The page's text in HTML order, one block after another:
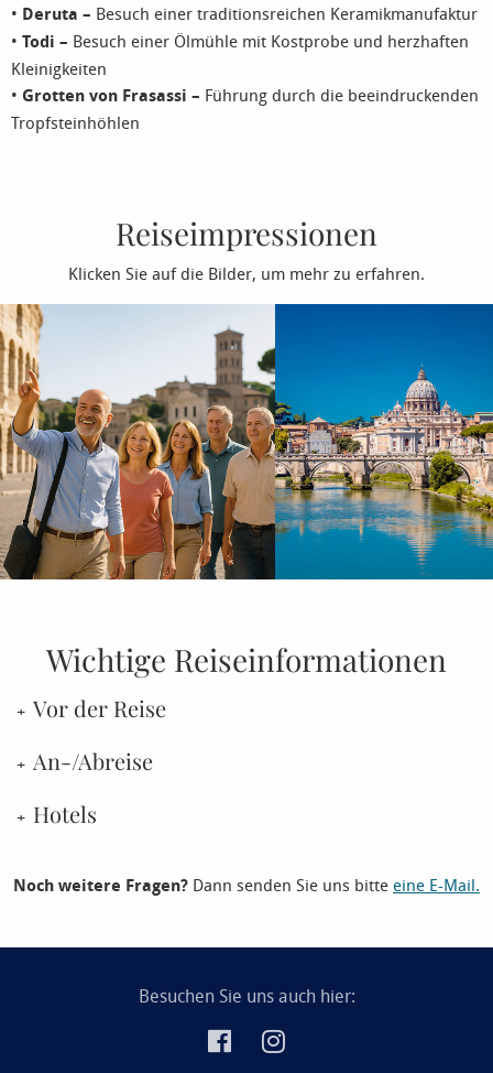
• Deruta – Besuch einer traditionsreichen Keramikmanufaktur
• Todi – Besuch einer Ölmühle mit Kostprobe und herzhaften
Kleinigkeiten
• Grotten von Frasassi – Führung durch die beeindruckenden
Tropfsteinhöhlen
Reiseimpressionen
Klicken Sie auf die Bilder, um mehr zu erfahren.
Wichtige Reiseinformationen
Vor der Reise
An-/Abreise
Hotels
Noch weitere Fragen? Dann senden Sie uns bitte eine E-Mail.
Besuchen Sie uns auch hier: